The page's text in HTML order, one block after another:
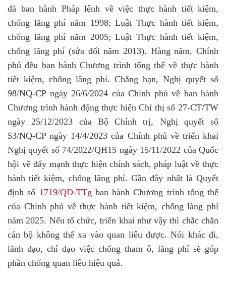
đã ban hành Pháp lệnh về việc thực hành tiết kiệm,
chống lãng phí năm 1998; Luật Thực hành tiết kiệm,
chống lãng phí năm 2005; Luật Thực hành tiết kiệm,
chống lãng phí (sửa đổi năm 2013). Hàng năm, Chính
phủ đều ban hành Chương trình tổng thể về thực hành
tiết kiệm, chống lãng phí. Chẳng hạn, Nghị quyết số
98/NQ-CP ngày 26/6/2024 của Chính phủ về ban hành
Chương trình hành động thực hiện Chỉ thị số 27-CT/TW
ngày 25/12/2023 của Bộ Chính trị, Nghị quyết số
53/NQ-CP ngày 14/4/2023 của Chính phủ về triển khai
Nghị quyết số 74/2022/QH15 ngày 15/11/2022 của Quốc
hội về đẩy mạnh thực hiện chính sách, pháp luật về thực
hành tiết kiệm, chống lãng phí. Gần đây nhất là Quyết
định số 1719/QĐ-TTg ban hành Chương trình tổng thể
của Chính phủ về thực hành tiết kiệm, chống lãng phí
năm 2025. Nếu tổ chức, triển khai như vậy thì chắc chắn
cán bộ không thể xa vào quan liêu được. Nói khác đi,
lãnh đạo, chỉ đạo việc chống tham ô, lãng phí sẽ góp
phần chống quan liêu hiệu quả.